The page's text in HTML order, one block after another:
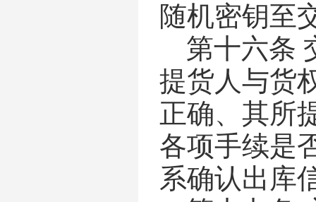
随机密钥至
第十六条
提货人与货
正确、其所
各项手续是
系确认出库